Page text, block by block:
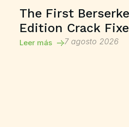
The First
Edition Crack
Leer más 7 agosto 2026